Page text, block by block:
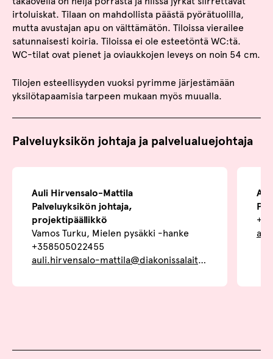
irtoluiskat. Tilaan on mahdollista päästä pyörätuolilla,
mutta avustajan apu on välttämätön. Tiloissa vierailee
satunnaisesti koiria. Tiloissa ei ole esteetöntä WC:tä.
WC-tilat ovat pienet ja oviaukkojen leveys on noin 54 cm.
Tilojen esteellisyyden vuoksi pyrimme järjestämään
yksilötapaamisia tarpeen mukaan myös muualla.
Palveluyksikön johtaja ja palvelualuejohtaja
Auli Hirvensalo-Mattila
Palveluyksikön johtaja,
projektipäällikkö
Vamos Turku, Mielen pysäkki -hanke
+358505022455
auli.hirvensalo-mattila@diakonissalaitos.fi